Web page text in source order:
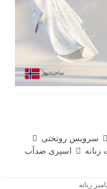
سرویس روتختی
اسپری ضدآب
زنانه